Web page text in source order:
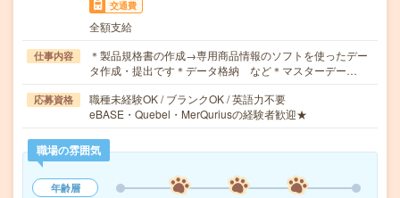
交通費
全額支給
仕事内容
＊製品規格書の作成→専用商品情報のソフトを使ったデー
タ作成・提出です＊データ格納 など＊マスターデー…
応募資格
職種未経験OK / ブランクOK / 英語力不要
eBASE・Quebel・MerQuriusの経験者歓迎★
職場の雰囲気
年齢層